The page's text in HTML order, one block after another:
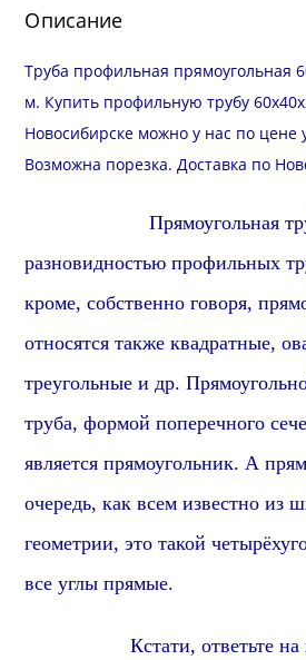
Описание
Труба профильная прямоугольная
м. Купить профильную трубу
Новосибирске можно у нас по цене
Возможна порезка.Доставка по
Прямоугольная
разновидностью профильных
кроме, собственно говоря,
относятся такжеквадратные,
треугольные и др.Прямоуголь
труба, формой поперечного
являетсяпрямоугольник. А
очередь, как всем известно из
геометрии, это такой
все углыпрямые.
Кстати, ответьте